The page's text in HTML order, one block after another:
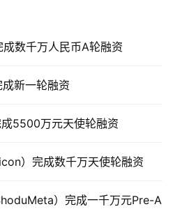
注册
数千万人民币A轮融资
新一轮融资
5500万元天使轮融资
）完成数千万天使轮融资
）完成一千万元Pre-A